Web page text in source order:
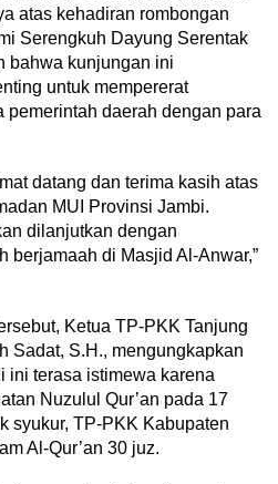
atas kehadiran rombongan
Serengkuh Dayung Serentak
bahwa kunjungan ini
untuk mempererat
pemerintah daerah dengan para
datang dan terima kasih atas
MUI Provinsi Jambi.
dilanjutkan dengan
berjamaah di Masjid Al-Anwar,”
Ketua TP-PKK Tanjung
Sadat, S.H., mengungkapkan
ini terasa istimewa karena
Nuzulul Qur’an pada 17
syukur, TP-PKK Kabupaten
Al-Qur’an 30 juz.